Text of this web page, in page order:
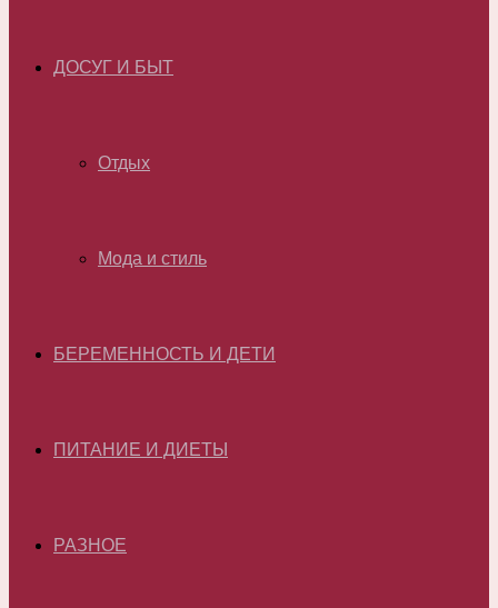
ДОСУГ И БЫТ
Отдых
Мода и стиль
БЕРЕМЕННОСТЬ И ДЕТИ
ПИТАНИЕ И ДИЕТЫ
РАЗНОЕ